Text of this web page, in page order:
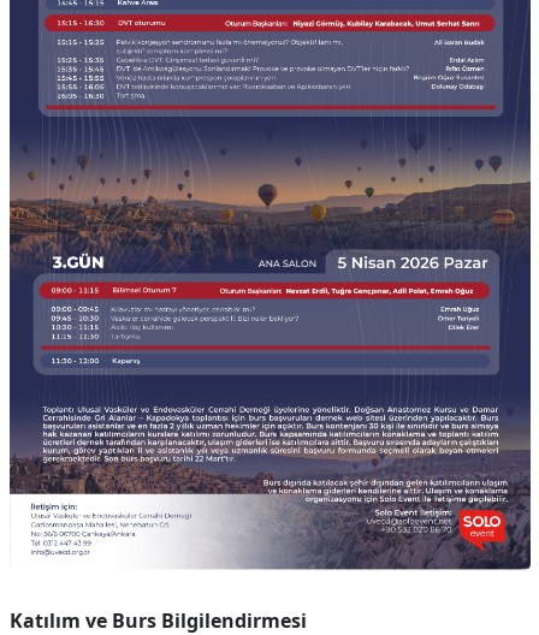
Katılım ve Burs Bilgilendirmesi